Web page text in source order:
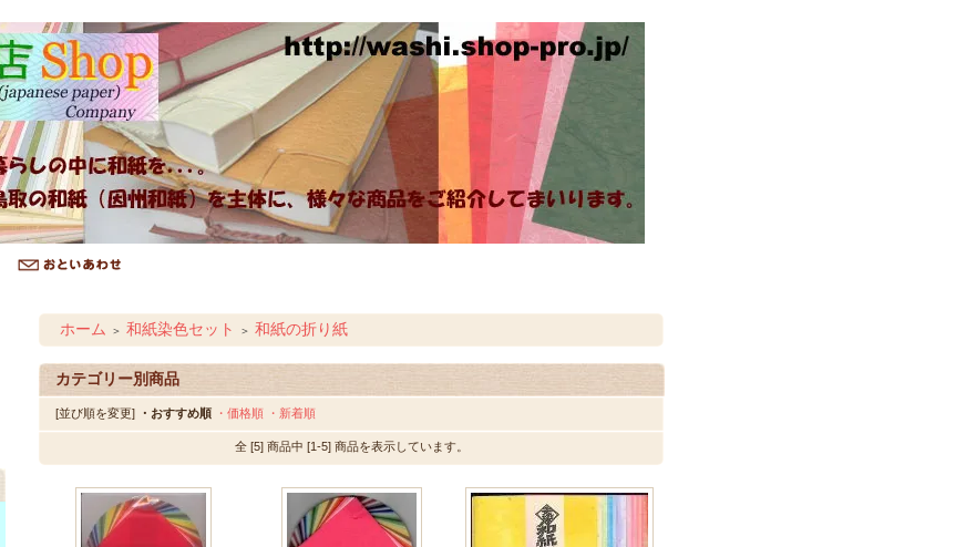
ホーム ＞ 和紙染色セット ＞ 和紙の折り紙
カテゴリー別商品
[並び順を変更] ・おすすめ順 ・価格順 ・新着順
全 [5] 商品中 [1-5] 商品を表示しています。